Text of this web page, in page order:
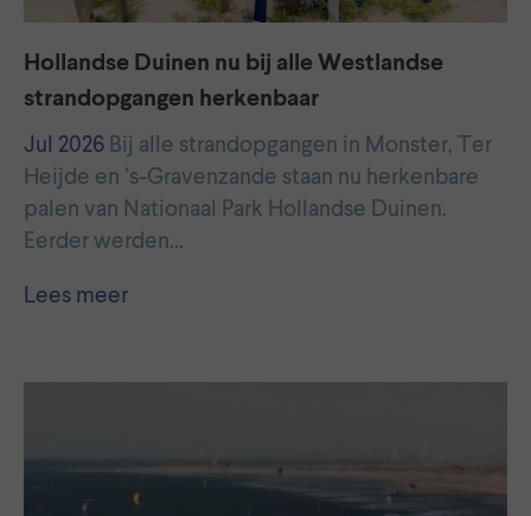
Hollandse Duinen nu bij alle Westlandse
strandopgangen herkenbaar
Jul 2026 Bij alle strandopgangen in Monster, Ter
Heijde en ’s-Gravenzande staan nu herkenbare
palen van Nationaal Park Hollandse Duinen.
Eerder werden…
Lees meer